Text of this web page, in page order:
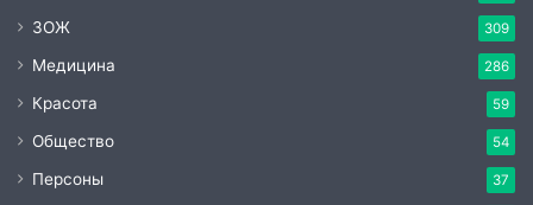
ЗОЖ 309
Медицина 286
Красота 59
Общество 54
Персоны 37